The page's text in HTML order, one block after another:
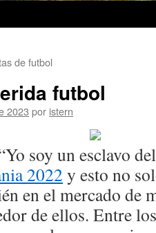
de futbol
futbol
2023 por istern
soy un esclavo
2022 y esto no
en el mercado de
de ellos. Entre